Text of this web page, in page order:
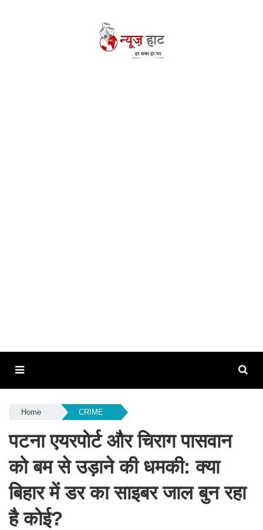
Home CRIME
पटना एयरपोर्ट और चिराग पासवान
को बम से उड़ाने की धमकी: क्या
बिहार में डर का साइबर जाल बुन रहा
है कोई?